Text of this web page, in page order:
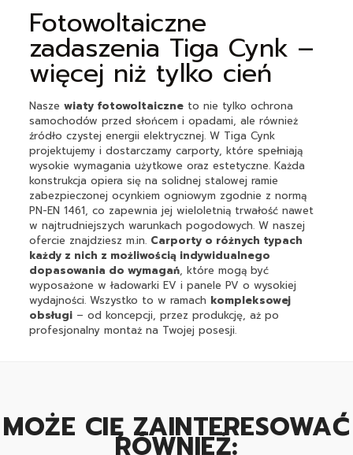
Fotowoltaiczne
zadaszenia Tiga Cynk –
więcej niż tylko cień
Nasze wiaty fotowoltaiczneto nie tylko ochrona
samochodów przed słońcem i opadami, ale również
źródło czystej energii elektrycznej. W Tiga Cynk
projektujemy i dostarczamy carporty, które spełniają
wysokie wymagania użytkowe oraz estetyczne. Każda
konstrukcja opiera się na solidnej stalowej ramie
zabezpieczonej ocynkiem ogniowym zgodnie z normą
PN-EN 1461, co zapewnia jej wieloletnią trwałość nawet
w najtrudniejszych warunkach pogodowych. W naszej
ofercie znajdziesz m.in. Carporty o różnych typach
każdy z nich z możliwością indywidualnego
dopasowania do wymagań, które mogą być
wyposażone w ładowarki EV i panele PV o wysokiej
wydajności. Wszystko to w ramach kompleksowej
obsługi– od koncepcji, przez produkcję, aż po
profesjonalny montaż na Twojej posesji.
MOŻE CIĘ ZAINTERESOWAĆ
RÓWNIEŻ: